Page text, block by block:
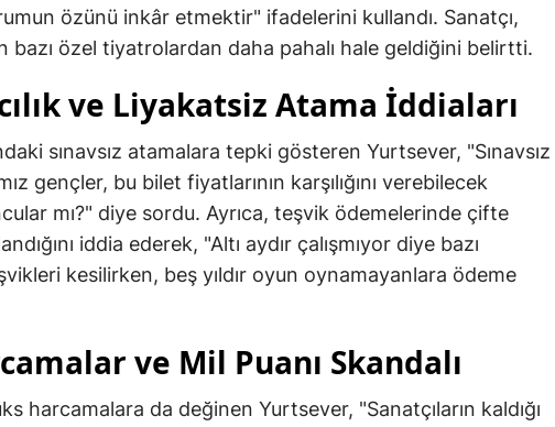
özünü inkâr etmektir" ifadelerini kullandı. Sanatçı,
bazı özel tiyatrolardan daha pahalı hale geldiğini belirtti.
ve Liyakatsiz Atama İddiaları
sınavsız atamalara tepki gösteren Yurtsever, "Sınavsız
gençler, bu bilet fiyatlarının karşılığını verebilecek
mı?" diye sordu. Ayrıca, teşvik ödemelerinde çifte
iddia ederek, "Altı aydır çalışmıyor diye bazı
kesilirken, beş yıldır oyun oynamayanlara ödeme
ve Mil Puanı Skandalı
harcamalara da değinen Yurtsever, "Sanatçıların kaldığı